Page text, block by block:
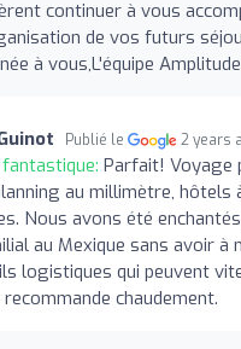
continuer à vous
de vos futurs
à vous,L'équipe
Publié le 2 years
Parfait! Voyage
au millimètre, hôtels
Nous avons été
au Mexique sans avoir à
logistiques qui peuvent
chaudement.